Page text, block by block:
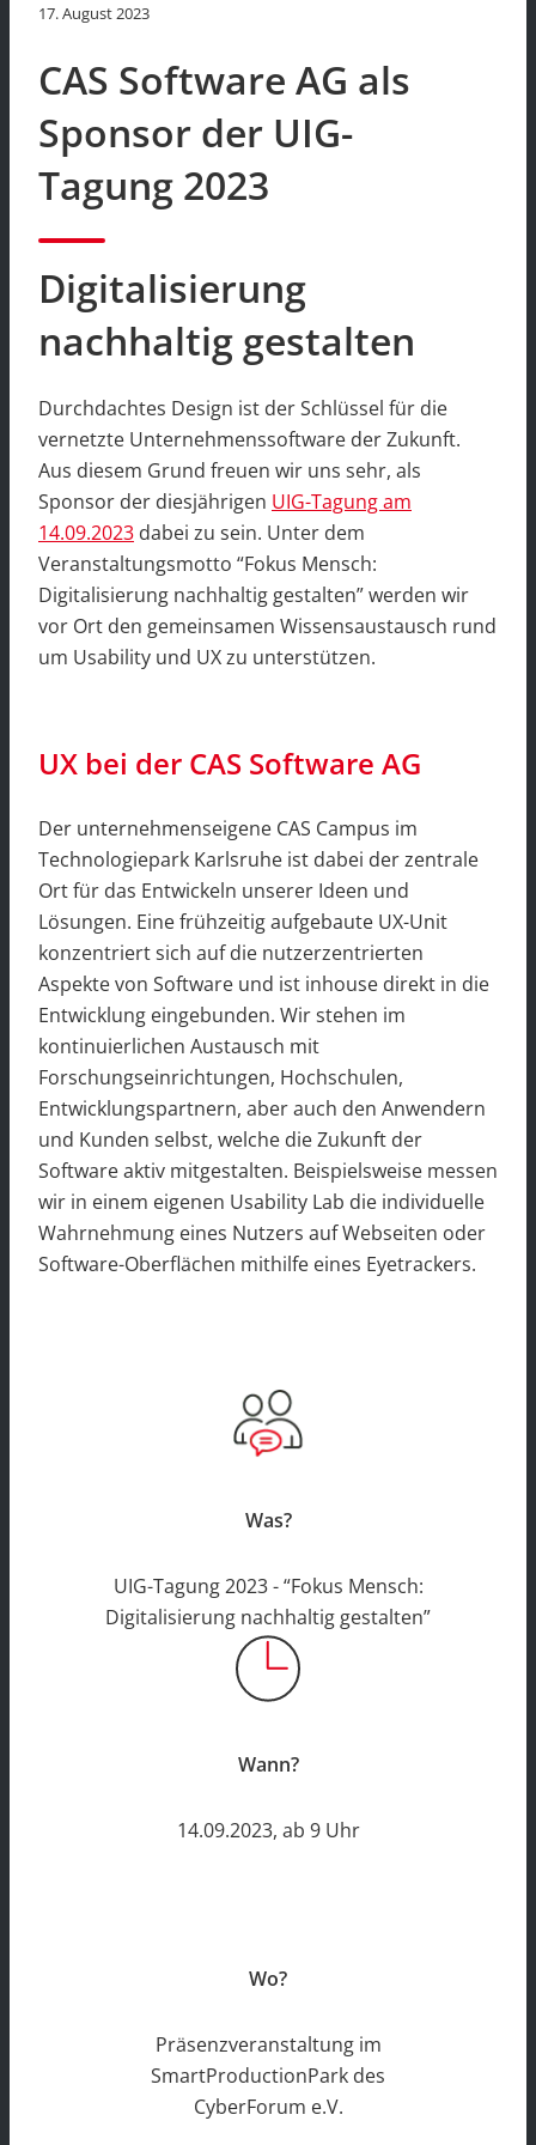
17. August 2023
CAS Software AG als
Sponsor der UIG-
Tagung 2023
Digitalisierung
nachhaltig gestalten
Durchdachtes Design ist der Schlüssel für die
vernetzte Unternehmenssoftware der Zukunft.
Aus diesem Grund freuen wir uns sehr, als
Sponsor der diesjährigen UIG-Tagung am
14.09.2023 dabei zu sein. Unter dem
Veranstaltungsmotto “Fokus Mensch:
Digitalisierung nachhaltig gestalten” werden wir
vor Ort den gemeinsamen Wissensaustausch rund
um Usability und UX zu unterstützen.
UX bei der CAS Software AG
Der unternehmenseigene CAS Campus im
Technologiepark Karlsruhe ist dabei der zentrale
Ort für das Entwickeln unserer Ideen und
Lösungen. Eine frühzeitig aufgebaute UX-Unit
konzentriert sich auf die nutzerzentrierten
Aspekte von Software und ist inhouse direkt in die
Entwicklung eingebunden. Wir stehen im
kontinuierlichen Austausch mit
Forschungseinrichtungen, Hochschulen,
Entwicklungspartnern, aber auch den Anwendern
und Kunden selbst, welche die Zukunft der
Software aktiv mitgestalten. Beispielsweise messen
wir in einem eigenen Usability Lab die individuelle
Wahrnehmung eines Nutzers auf Webseiten oder
Software-Oberflächen mithilfe eines Eyetrackers.
Was?
UIG-Tagung 2023 - “Fokus Mensch:
Digitalisierung nachhaltig gestalten”
Wann?
14.09.2023, ab 9 Uhr
Wo?
Präsenzveranstaltung im
SmartProductionPark des
CyberForum e.V.